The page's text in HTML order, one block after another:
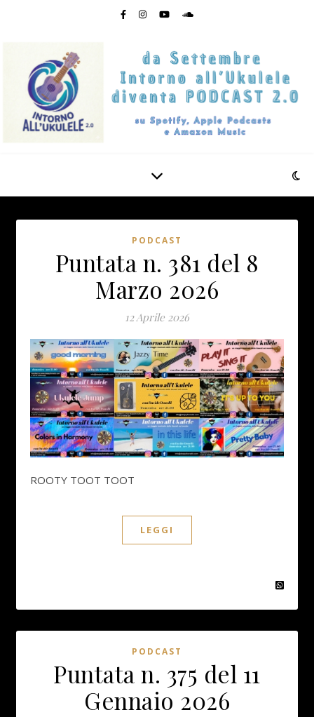
PODCAST
Puntata n. 381 del 8
Marzo 2026
12 Aprile 2026
ROOTY TOOT TOOT
LEGGI
PODCAST
Puntata n. 375 del 11
Gennaio 2026